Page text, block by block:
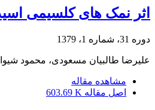
اثر نمک های کلسیمی
دوره 31، شماره 1، 1379
علیرضا طالبیان مسعودی، محمود
مشاهده مقاله
اصل مقاله 603.69 K